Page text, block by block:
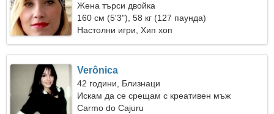
Жена търси двойка
160 см (5'3"), 58 кг (127 паунда)
Настолни игри, Хип хоп
Verônica
42 години, Близнаци
Искам да се срещам с креативен мъж
Carmo do Cajuru